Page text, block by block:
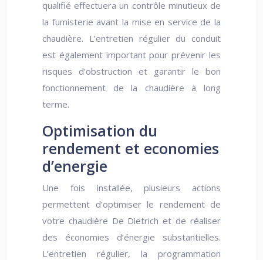
qualifié effectuera un contrôle minutieux de
la fumisterie avant la mise en service de la
chaudière. L’entretien régulier du conduit
est également important pour prévenir les
risques d’obstruction et garantir le bon
fonctionnement de la chaudière à long
terme.
Optimisation du
rendement et economies
d’energie
Une fois installée, plusieurs actions
permettent d’optimiser le rendement de
votre chaudière De Dietrich et de réaliser
des économies d’énergie substantielles.
L’entretien régulier, la programmation